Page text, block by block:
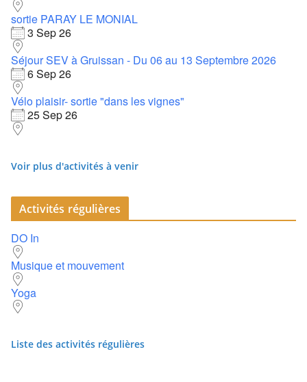
sortie PARAY LE MONIAL
3 Sep 26
Séjour SEV à Gruissan - Du 06 au 13 Septembre 2026
6 Sep 26
Vélo plaisir- sortie "dans les vignes"
25 Sep 26
Voir plus d'activités à venir
Activités régulières
DO In
Musique et mouvement
Yoga
Liste des activités régulières